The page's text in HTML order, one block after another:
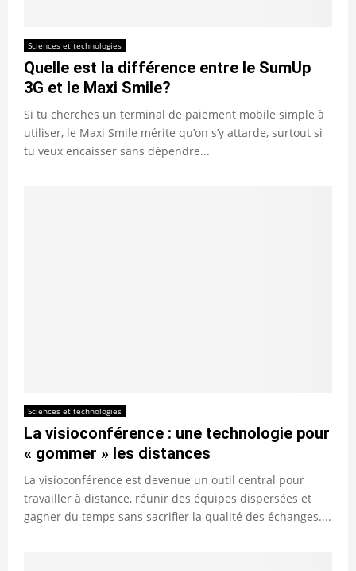
Sciences et technologies
Quelle est la différence entre le SumUp
3G et le Maxi Smile?
Si tu cherches un terminal de paiement mobile simple à
utiliser, le Maxi Smile mérite qu’on s’y attarde, surtout si
tu veux encaisser sans dépendre...
Sciences et technologies
La visioconférence : une technologie pour
« gommer » les distances
La visioconférence est devenue un outil central pour
travailler à distance, réunir des équipes dispersées et
gagner du temps sans sacrifier la qualité des échanges....